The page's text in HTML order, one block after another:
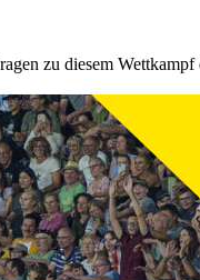
zu diesem